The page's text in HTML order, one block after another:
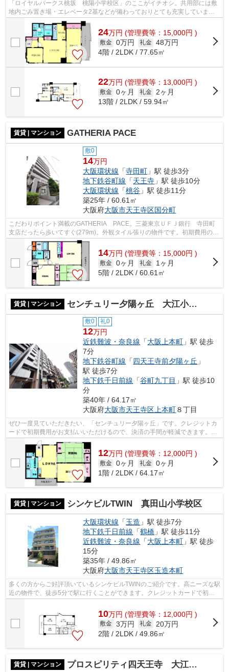
「ロイヤルパークス桃坂 桃陽小学校区」のここがイチオシ。共用部には敷
地内ごみ置き場・エレベータ2基などが備わっておりとても充実していま
す。こだわり派も満足できるデザイナーズ...
24万円 (管理費等：15,000円 )
敷金 0万円 礼金 48万円
4階 / 2LDK / 77.65㎡
22万円 (管理費等：13,000円 )
敷金 0ヶ月 礼金 2ヶ月
13階 / 2LDK / 59.94㎡
賃貸 | マンション GATHERIA PACE
敷0
14万円
大阪環状線 「寺田町 」駅 徒歩3分
地下鉄谷町線 「天王寺 」駅 徒歩10分
大阪環状線 「桃谷 」駅 徒歩11分
築25年 / 60.61㎡
大阪府大阪市天王寺区国分町
こだわりポイント満載のGATHERIA PACE。三菱東京ＵＦＪ銀行 寺田町
支店だったら歩いてすぐ(279m)。外観タイル張りの物件です。初期費用のカ
ード決済で、賢くポイントを貯めませんか...
14万円 (管理費等：15,000円 )
敷金 0ヶ月 礼金
1ヶ月
5階 / 2LDK / 60.61㎡
賃貸 | マンション センチュリー夕陽ヶ丘 大江小学校
敷0 礼0
12万円
近鉄難波・奈良線 「大阪上本町 」駅 徒歩
7分
地下鉄谷町線 「四天王寺前夕陽ヶ丘 」
駅 徒歩7分
地下鉄千日前線 「谷町九丁目 」駅 徒歩10
分
築40年 / 64.17㎡
大阪府大阪市天王寺区上本町８丁目
ぜひ一度見ていただきたい、「センチュリー夕陽ヶ丘」です。クレジットカ
ードで初期費用がお支払いいただけるので、決済の手間が軽減できます。
様々な場所へのアクセスが便利になる、2...
12万円 (管理費等：12,000円 )
敷金 0ヶ月 礼金 0ヶ月
1階 / 2LDK / 64.17㎡
賃貸 | マンション シンケビルTWIN 真田山小学校区
大阪環状線 「玉造 」駅 徒歩7分
地下鉄千日前線 「鶴橋 」駅 徒歩11分
近鉄難波・奈良線 「大阪上本町 」駅 徒歩
15分
築35年 / 49.86㎡
大阪府大阪市天王寺区玉造本町
多くの方からご好評頂いているシンケビルTWINのご紹介です。高ニーズな駅
近の物件で、徒歩5分で駅に行くことができます。クレジットカードで初期
10万円 (管理費等：12,000円 )
敷金 3万円 礼金
20万円
2階 / 2LDK / 49.86㎡
賃貸 | マンション プロスピリティ四天王寺 大江小学校区